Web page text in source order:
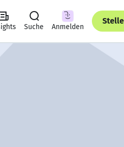
Suche Anmelden